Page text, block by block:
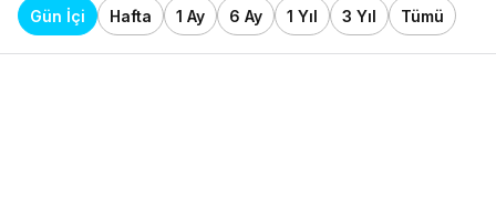
Gün İçi Hafta 1 Ay 6 Ay 1 Yıl 3 Yıl Tümü